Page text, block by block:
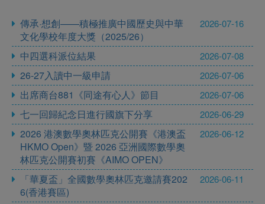
傳承·想創——積極推廣中國歷史與中華
文化學校年度大獎（2025/26）
2026-07-16
中四選科派位結果 2026-07-08
26-27入讀中一級申請 2026-07-06
出席商台881《同途有心人》節目 2026-07-06
七一回歸紀念日進行國旗下分享 2026-06-29
2026 港澳數學奧林匹克公開賽《港澳盃
HKMO Open》暨 2026 亞洲國際數學奧
林匹克公開賽初賽《AIMO OPEN》
2026-06-12
「華夏盃」全國數學奧林匹克邀請賽202
6(香港賽區)
2026-06-11